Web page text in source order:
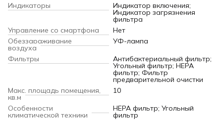
Индикаторы
Индикатор включения;
Индикатор загрязнения
фильтра
Управление со смартфона
Нет
Обеззараживание
воздуха
УФ-лампа
Фильтры
Антибактериальный фильтр;
Угольный фильтр; HEPA
фильтр; Фильтр
предварительной очистки
Макс. площадь помещения,
кв.м
10
Особенности
климатической техники
HEPA фильтр; Угольный
фильтр